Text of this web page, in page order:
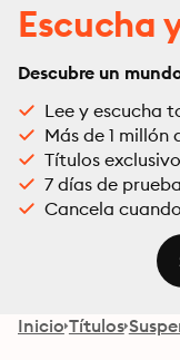
Escucha
Descubre un
Lee y escucha
Más de 1 millón
Títulos
7 días de
Cancela
Inicio Títulos